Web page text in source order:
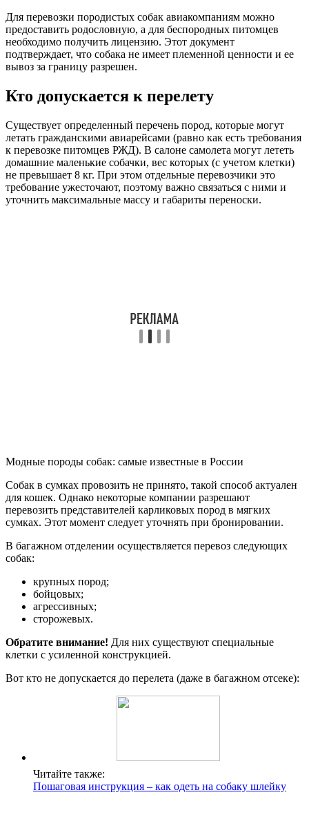
Для перевозки породистых собак авиакомпаниям можно
предоставить родословную, а для беспородных питомцев
необходимо получить лицензию. Этот документ
подтверждает, что собака не имеет племенной ценности и ее
вывоз за границу разрешен.
Кто допускается к перелету
Существует определенный перечень пород, которые могут
летать гражданскими авиарейсами (равно как есть требования
к перевозке питомцев РЖД). В салоне самолета могут лететь
домашние маленькие собачки, вес которых (с учетом клетки)
не превышает 8 кг. При этом отдельные перевозчики это
требование ужесточают, поэтому важно связаться с ними и
уточнить максимальные массу и габариты переноски.
Модные породы собак: самые известные в России
Собак в сумках провозить не принято, такой способ актуален
для кошек. Однако некоторые компании разрешают
перевозить представителей карликовых пород в мягких
сумках. Этот момент следует уточнять при бронировании.
В багажном отделении осуществляется перевоз следующих
собак:
крупных пород;
бойцовых;
агрессивных;
сторожевых.
Обратите внимание! Для них существуют специальные
клетки с усиленной конструкцией.
Вот кто не допускается до перелета (даже в багажном отсеке):
Читайте также:
Пошаговая инструкция – как одеть на собаку шлейку